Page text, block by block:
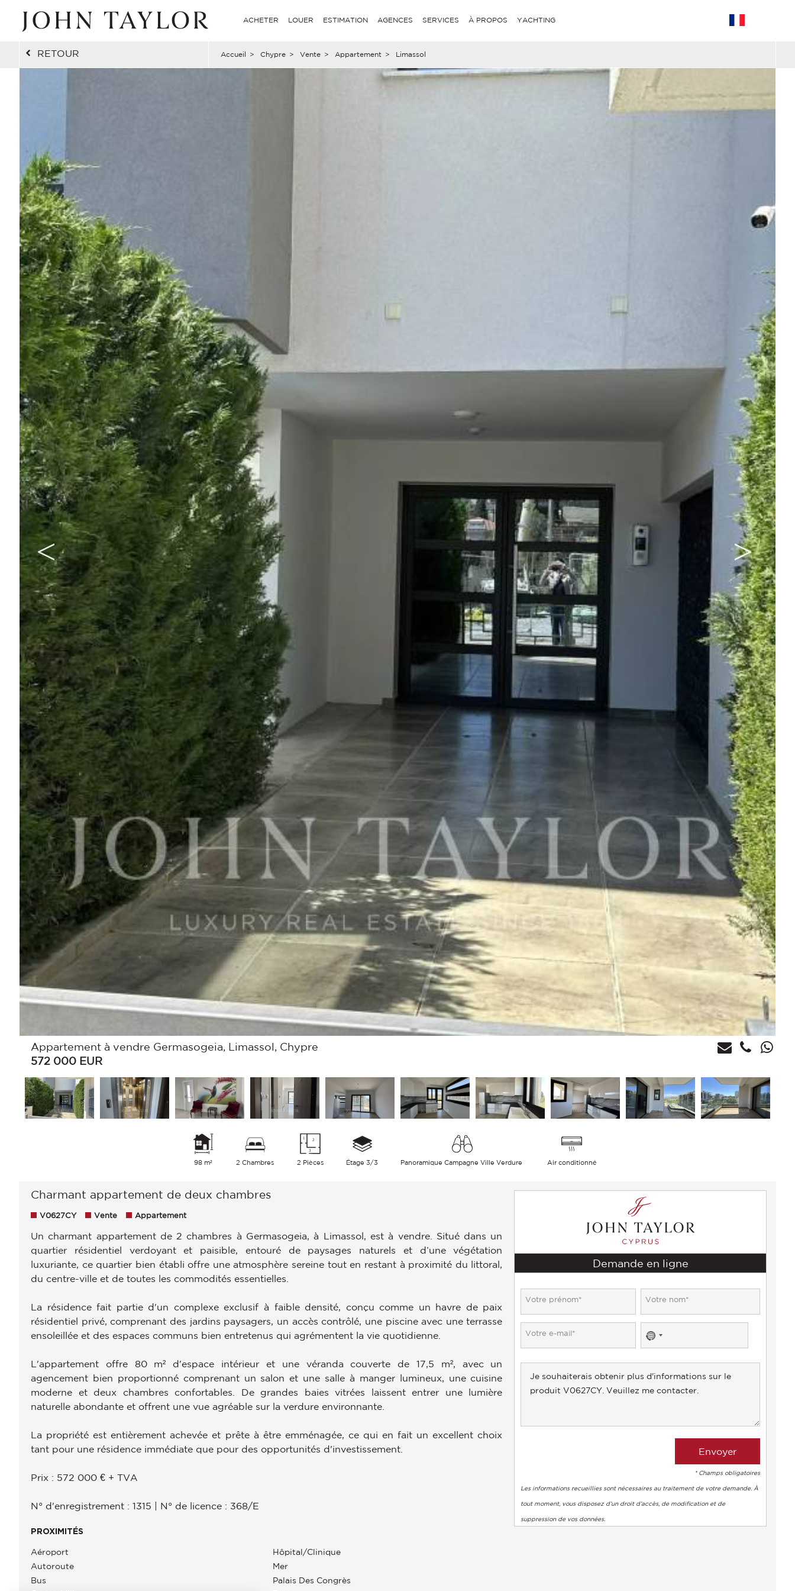
ACHETER LOUER ESTIMATION AGENCES SERVICES À PROPOS YACHTING
RETOUR Accueil > Chypre > Vente > Appartement > Limassol
Appartement à vendre Germasogeia, Limassol, Chypre
572 000 EUR
98 m² 2 Chambres 2 Pièces Étage 3/3 Panoramique Campagne Ville Verdure Air conditionné
Charmant appartement de deux chambres
V0627CY Vente Appartement
Un charmant appartement de 2 chambres à Germasogeia, à Limassol, est à vendre. Situé dans un
quartier résidentiel verdoyant et paisible, entouré de paysages naturels et d’une végétation
luxuriante, ce quartier bien établi offre une atmosphère sereine tout en restant à proximité du littoral,
du centre-ville et de toutes les commodités essentielles.
La résidence fait partie d'un complexe exclusif à faible densité, conçu comme un havre de paix
résidentiel privé, comprenant des jardins paysagers, un accès contrôlé, une piscine avec une terrasse
ensoleillée et des espaces communs bien entretenus qui agrémentent la vie quotidienne.
L'appartement offre 80 m² d'espace intérieur et une véranda couverte de 17,5 m², avec un
agencement bien proportionné comprenant un salon et une salle à manger lumineux, une cuisine
moderne et deux chambres confortables. De grandes baies vitrées laissent entrer une lumière
naturelle abondante et offrent une vue agréable sur la verdure environnante.
La propriété est entièrement achevée et prête à être emménagée, ce qui en fait un excellent choix
tant pour une résidence immédiate que pour des opportunités d'investissement.
Prix : 572 000 € + TVA
N° d'enregistrement : 1315 | N° de licence : 368/E
PROXIMITÉS
Aéroport
Autoroute
Bus
Hôpital/clinique
Mer
Palais Des Congrès
Demande en ligne
No
country
selected
* Champs obligatoires
Les informations recueillies sont nécessaires au traitement de votre demande. À
tout moment, vous disposez d’un droit d’accès, de modification et de
suppression de vos données.